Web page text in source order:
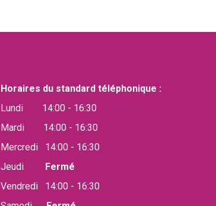
Horaires du standard téléphonique :
Lundi 14:00 - 16:30
Mardi 14:00 - 16:30
Mercredi 14:00 - 16:30
Jeudi
Fermé
Vendredi 14:00 - 16:30